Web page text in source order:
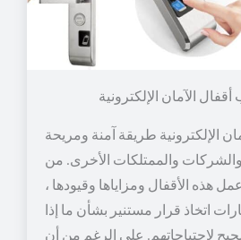
الإلكترونية طريقة آمنة ومريحة
والشركات والممتلكات الأخرى. من
هذه الأقفال ومزاياها وقيودها ،
اتخاذ قرار مستنير بشأن ما إذا
لاحتياجاتهم. على الرغم من أن